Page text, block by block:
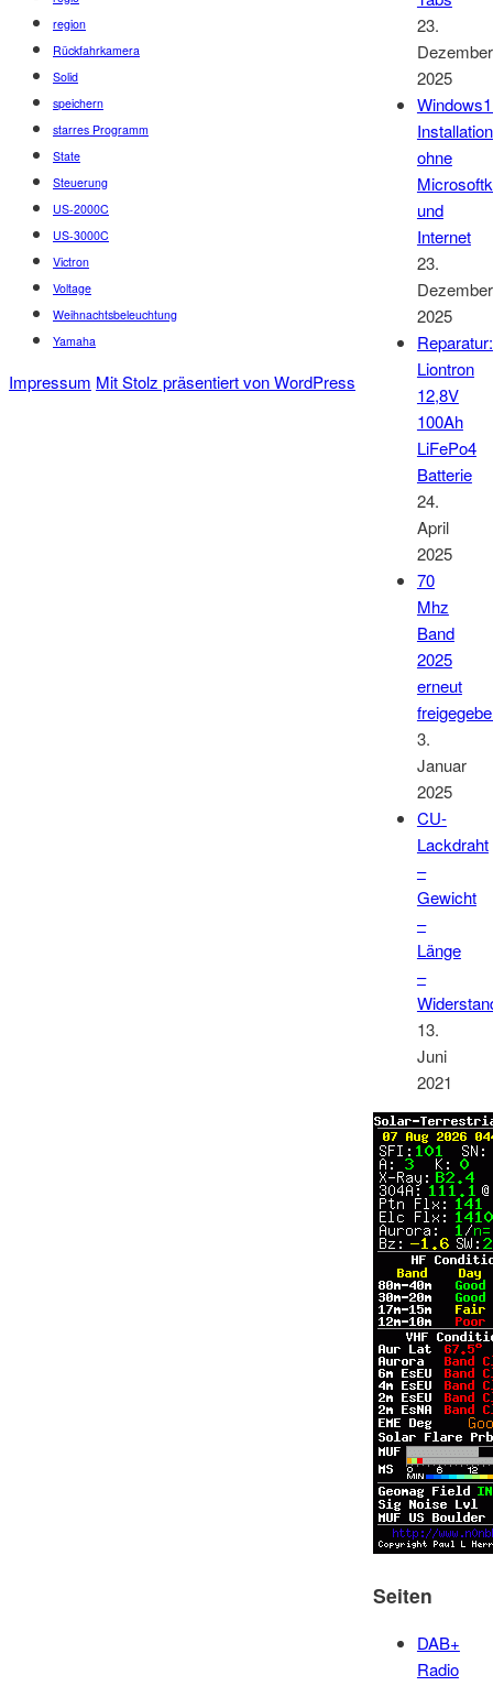
23.
Dezember
2025
Installation
ohne
und
Internet
23.
Dezember
2025
Reparatur:
Liontron
12,8V
100Ah
LiFePo4
Batterie
24.
April
2025
70
Mhz
Band
2025
erneut
3.
Januar
2025
CU-
Lackdraht
–
Gewicht
–
Länge
–
13.
Juni
2021
Seiten
DAB+
Radio
region
Rückfahrkamera
Solid
speichern
starres Programm
State
Steuerung
US-2000C
US-3000C
Victron
Voltage
Weihnachtsbeleuchtung
Yamaha
Impressum Mit Stolz präsentiert von WordPress